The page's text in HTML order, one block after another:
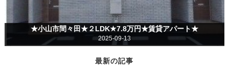
★小山市間々田★２LDK★7.8万円★賃貸アパート★
2025-09-13
最新の記事